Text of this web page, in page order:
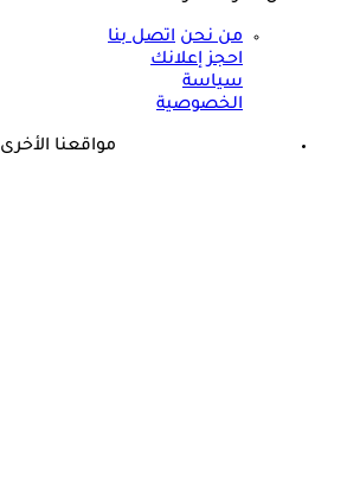
من نحن اتصل بنا
احجز إعلانك
سياسة
الخصوصية
مواقعنا الأخرى